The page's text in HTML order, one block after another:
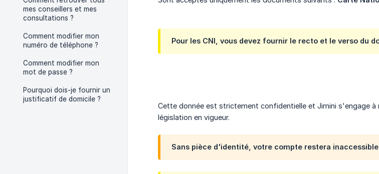
mes conseillers et mes
consultations ?
Comment modifier mon
numéro de téléphone ?
Comment modifier mon
mot de passe ?
Pourquoi dois-je fournir un
justificatif de domicile ?
Pour les CNI, vous devez fournir le recto et le verso du
Cette donnée est strictement confidentielle et Jimini s'engage
législation en vigueur.
Sans pièce d'identité, votre compte restera